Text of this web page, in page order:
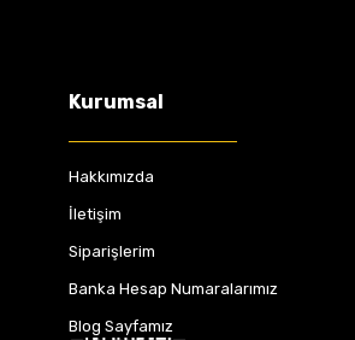
Kurumsal
Hakkımızda
İletişim
Siparişlerim
Banka Hesap Numaralarımız
Blog Sayfamız